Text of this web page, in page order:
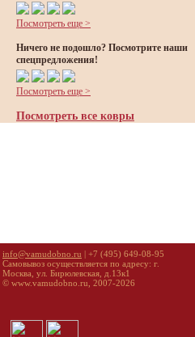
Посмотреть еще >
Ничего не подошло? Посмотрите наши
спецпредложения!
Посмотреть еще >
Посмотреть все ковры
info@vamudobno.ru | +7 (495) 649-08-95
Самовывоз осуществляется по адресу: г.
Москва, ул. Бирюлевская, д.13к1
© www.vamudobno.ru, 2007-2026